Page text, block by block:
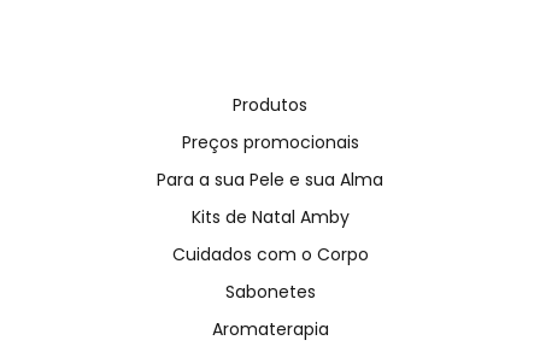
Produtos
Preços promocionais
Para a sua Pele e sua Alma
Kits de Natal Amby
Cuidados com o Corpo
Sabonetes
Aromaterapia